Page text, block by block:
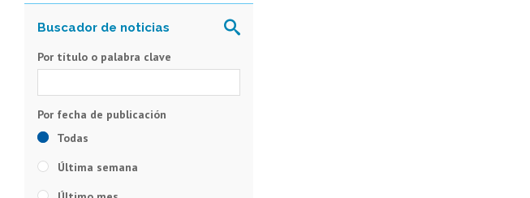
Por título o palabra clave
Todas
Última semana